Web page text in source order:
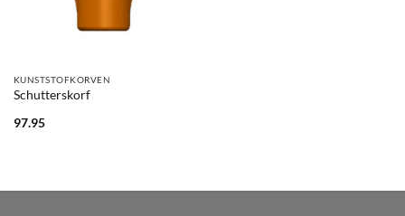
KUNSTSTOFKORVEN
Schutterskorf
97.95